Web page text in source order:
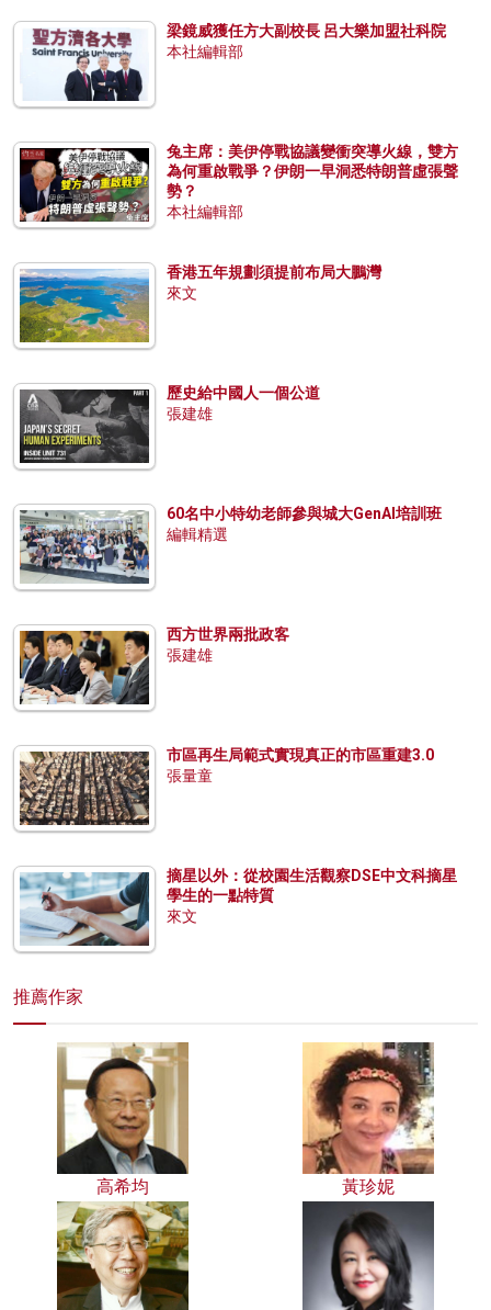
梁鏡威獲任方大副校長 呂大樂加盟社科院
本社編輯部
兔主席：美伊停戰協議變衝突導火線，雙方
為何重啟戰爭？伊朗一早洞悉特朗普虛張聲
勢？
本社編輯部
香港五年規劃須提前布局大鵬灣
來文
歷史給中國人一個公道
張建雄
60名中小特幼老師參與城大GenAI培訓班
編輯精選
西方世界兩批政客
張建雄
市區再生局範式實現真正的市區重建3.0
張量童
摘星以外：從校園生活觀察DSE中文科摘星
學生的一點特質
來文
推薦作家
高希均 黃珍妮